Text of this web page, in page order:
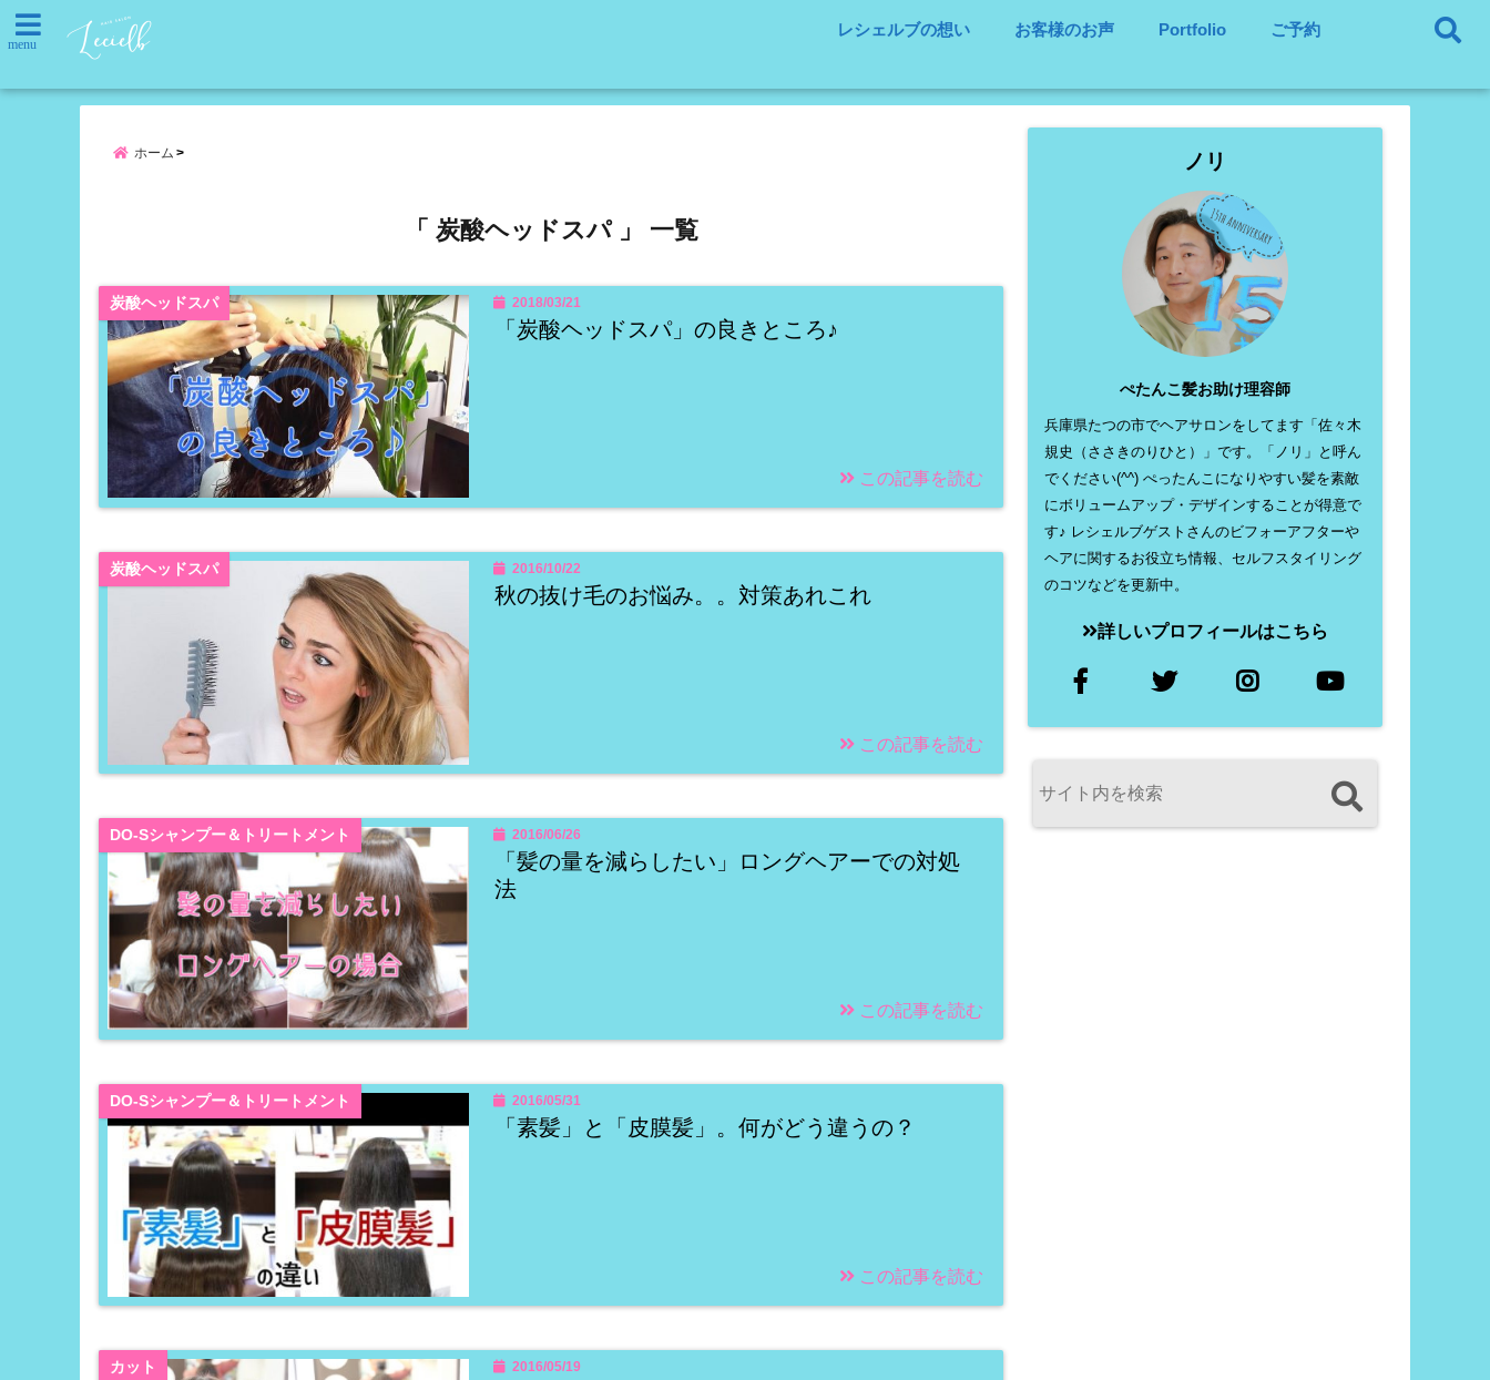
menu
レシェルブの想い お客様のお声 Portfolio ご予約
ホーム
「 炭酸ヘッドスパ 」 一覧
炭酸ヘッドスパ 2018/03/21
「炭酸ヘッドスパ」の良きところ♪
この記事を読む
炭酸ヘッドスパ 2016/10/22
秋の抜け毛のお悩み。。対策あれこれ
この記事を読む
DO-Sシャンプー＆トリートメント 2016/06/26
「髪の量を減らしたい」ロングヘアーでの対処
法
この記事を読む
DO-Sシャンプー＆トリートメント 2016/05/31
「素髪」と「皮膜髪」。何がどう違うの？
この記事を読む
カット 2016/05/19
ノリ
ぺたんこ髪お助け理容師
兵庫県たつの市でヘアサロンをしてます「佐々木
規史（ささきのりひと）」です。「ノリ」と呼ん
でください(^^) ぺったんこになりやすい髪を素敵
にボリュームアップ・デザインすることが得意で
す♪ レシェルブゲストさんのビフォーアフターや
ヘアに関するお役立ち情報、セルフスタイリング
のコツなどを更新中。
詳しいプロフィールはこちら